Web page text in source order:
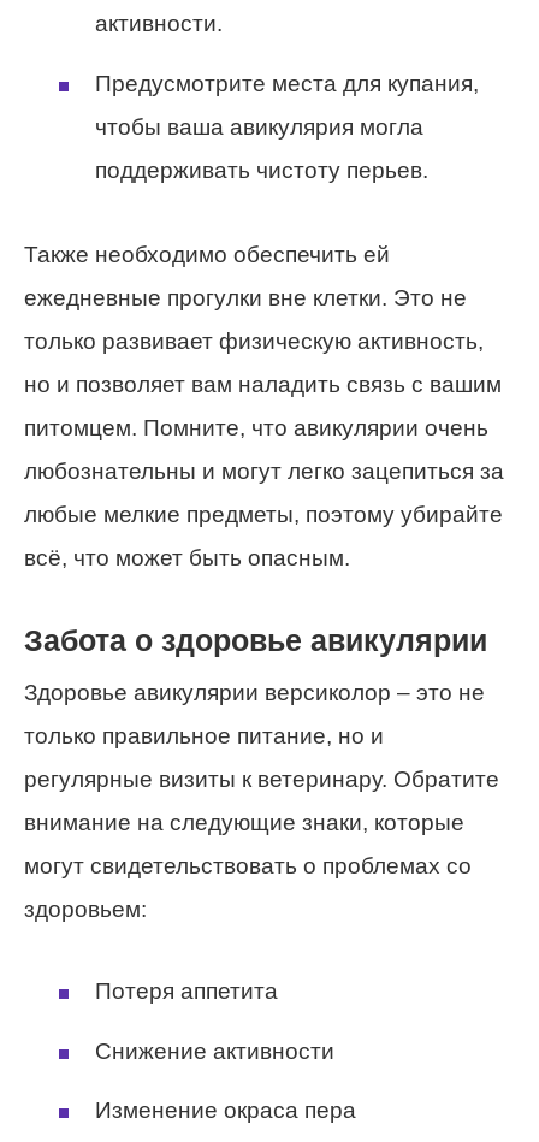
активности.
Предусмотрите места для купания,
чтобы ваша авикулярия могла
поддерживать чистоту перьев.
Также необходимо обеспечить ей
ежедневные прогулки вне клетки. Это не
только развивает физическую активность,
но и позволяет вам наладить связь с вашим
питомцем. Помните, что авикулярии очень
любознательны и могут легко зацепиться за
любые мелкие предметы, поэтому убирайте
всё, что может быть опасным.
Забота о здоровье авикулярии
Здоровье авикулярии версиколор – это не
только правильное питание, но и
регулярные визиты к ветеринару. Обратите
внимание на следующие знаки, которые
могут свидетельствовать о проблемах со
здоровьем:
Потеря аппетита
Снижение активности
Изменение окраса пера